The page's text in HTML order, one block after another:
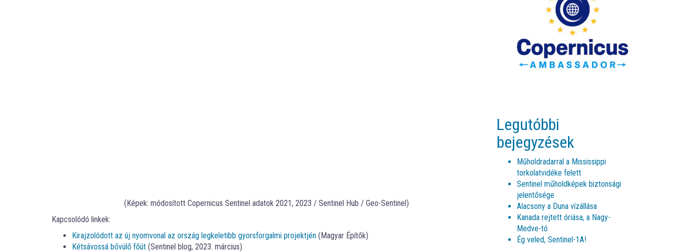
(Képek: módosított Copernicus Sentinel adatok 2021, 2023 / Sentinel Hub / Geo-Sentinel)
Kapcsolódó linkek:
Kirajzolódott az új nyomvonal az ország legkeletibb gyorsforgalmi projektjén (Magyar Építők)
Kétsávossá bővülő főút (Sentinel blog, 2023. március)
Legutóbbi
bejegyzések
Műholdradarral a Mississippi
torkolatvidéke felett
Sentinel műholdképek biztonsági
jelentősége
Alacsony a Duna vízállása
Kanada rejtett óriása, a Nagy-
Medve-tó
Ég veled, Sentinel-1A!